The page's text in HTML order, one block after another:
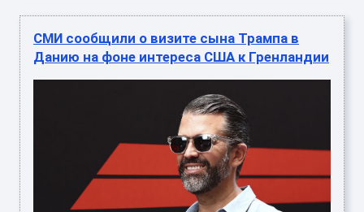
СМИ сообщили о визите сына Трампа в
Данию на фоне интереса США к Гренландии